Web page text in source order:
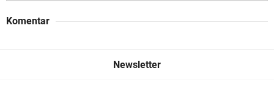
Komentar